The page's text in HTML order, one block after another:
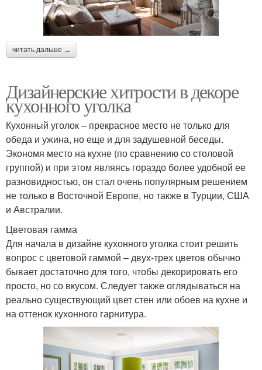
читать дальше →
Дизайнерские хитрости в декоре
кухонного уголка
Кухонный уголок – прекрасное место не только для
обеда и ужина, но еще и для задушевной беседы.
Экономя место на кухне (по сравнению со столовой
группой) и при этом являясь гораздо более удобной ее
разновидностью, он стал очень популярным решением
не только в Восточной Европе, но также в Турции, США
и Австралии.
Цветовая гамма
Для начала в дизайне кухонного уголка стоит решить
вопрос с цветовой гаммой – двух-трех цветов обычно
бывает достаточно для того, чтобы декорировать его
просто, но со вкусом. Следует также оглядываться на
реально существующий цвет стен или обоев на кухне и
на оттенок кухонного гарнитура.